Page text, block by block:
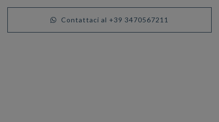
Contattaci al +39 3470567211